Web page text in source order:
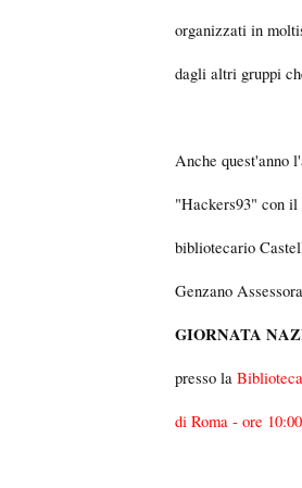
organizzati in
dagli altri gruppi
Anche quest'anno
"Hackers93" con il
bibliotecario
Genzano
GIORNATA
presso la
di Roma - ore 10:00